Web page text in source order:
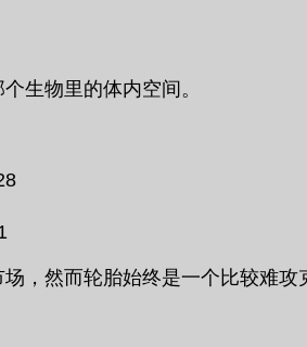
生物里的体内空间。
，然而轮胎始终是一个比较难